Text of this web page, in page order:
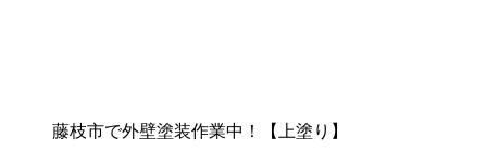
藤枝市で外壁塗装作業中！【上塗り】